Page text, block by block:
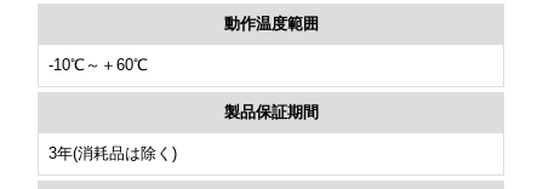
動作温度範囲
-10℃～＋60℃
製品保証期間
3年(消耗品は除く)